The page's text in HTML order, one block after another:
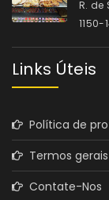
R. de
1150-
Links Úteis
Política de
Termos
Contate-Nos